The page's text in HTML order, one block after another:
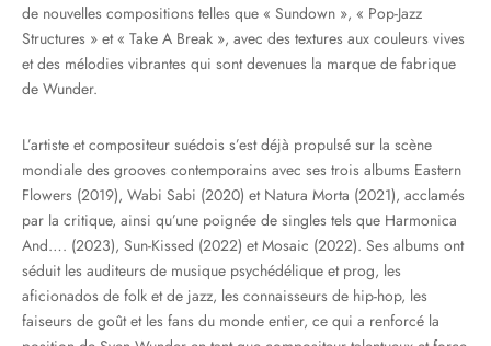
de nouvelles compositions telles que « Sundown », « Pop-Jazz
Structures » et « Take A Break », avec des textures aux couleurs vives
et des mélodies vibrantes qui sont devenues la marque de fabrique
de Wunder.
L’artiste et compositeur suédois s’est déjà propulsé sur la scène
mondiale des grooves contemporains avec ses trois albums Eastern
Flowers (2019), Wabi Sabi (2020) et Natura Morta (2021), acclamés
par la critique, ainsi qu’une poignée de singles tels que Harmonica
And…. (2023), Sun-Kissed (2022) et Mosaic (2022). Ses albums ont
séduit les auditeurs de musique psychédélique et prog, les
aficionados de folk et de jazz, les connaisseurs de hip-hop, les
faiseurs de goût et les fans du monde entier, ce qui a renforcé la